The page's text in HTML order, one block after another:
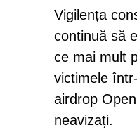
Vigilența
continuă să
ce mai mult
victimele
airdrop
neavizați.